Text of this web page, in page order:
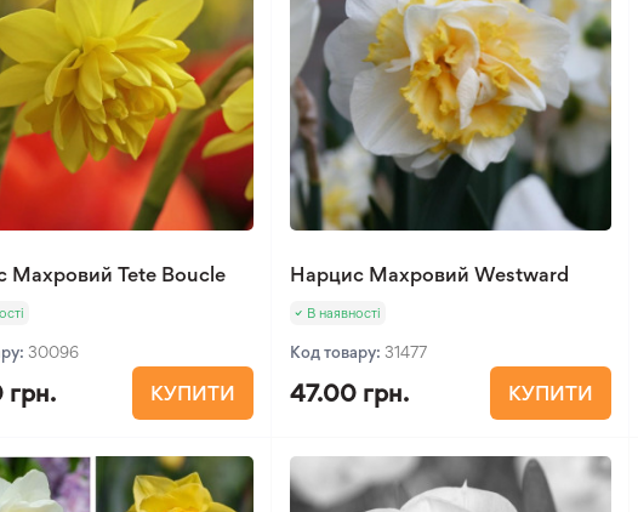
Махровий Tete Boucle
30096
КУПИТИ
Нарцис Махровий Westward
В наявності
Код товару:31477
47.00 грн. КУПИТИ